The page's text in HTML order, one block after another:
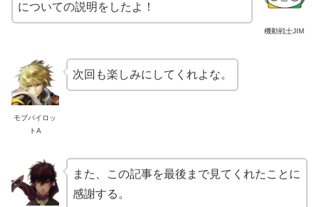
機動戦士JIM
についての説明をしたよ！
モブパイロッ
トA
次回も楽しみにしてくれよな。
また、この記事を最後まで見てくれたことに
感謝する。